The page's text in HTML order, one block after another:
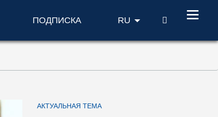
ПОДПИСКА RU ПОИСК
АКТУАЛЬНАЯ ТЕМА